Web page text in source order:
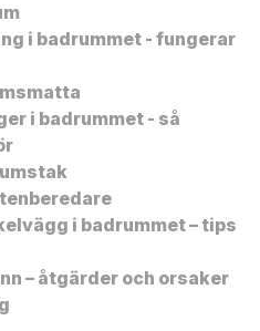
i badrummet - fungerar
i badrummet - så
i badrummet – tips
– åtgärder och orsaker